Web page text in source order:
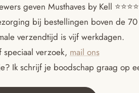
geven Musthaves by Kell
bij bestellingen boven de
verzendtijd is vijf werkdagen.
speciaal verzoek, mail ons
Ik schrijf je boodschap graag op